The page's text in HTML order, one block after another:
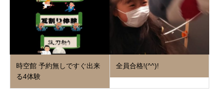
時空館 予約無しですぐ出来
る4体験
全員合格!(^^)!